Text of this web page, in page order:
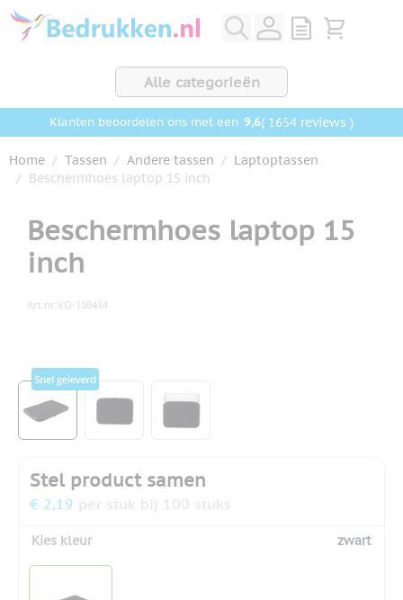
Ga naar de inhoud
View quote,
Bekijk
Alle categorieën
Klanten beoordelen ons met een 9,6( 1654 reviews )
Home / Tassen / Andere tassen / Laptoptassen
/ Beschermhoes laptop 15 inch
Beschermhoes laptop 15
inch
Art.nr. VO-100414
Hoofdafbeelding
Klik om afbeelding op volledig scherm te bekijken
View larger imageView larger imageView larger image
Stel product samen
€ 2,19 per stuk bij 100 stuks
Kies kleur zwart